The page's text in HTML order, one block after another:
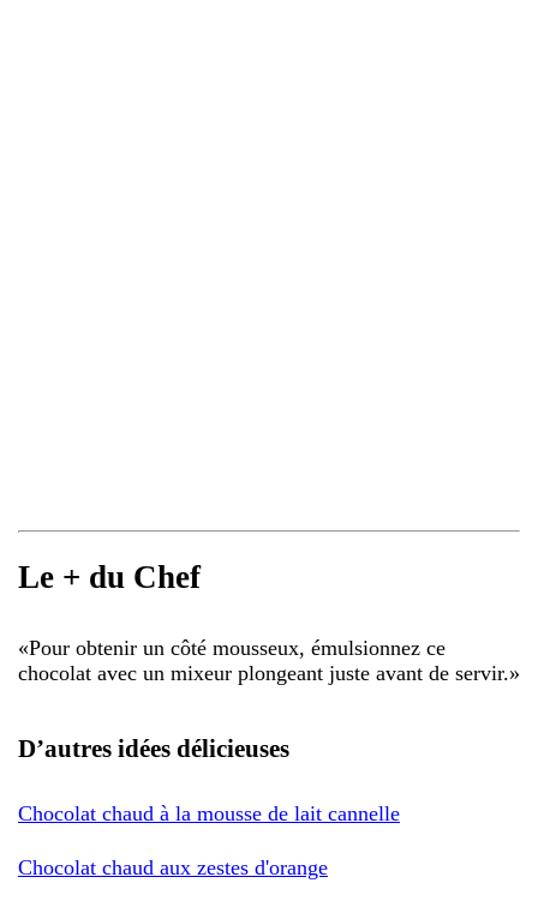
Le + du Chef
«Pour obtenir un côté mousseux, émulsionnez ce
chocolat avec un mixeur plongeant juste avant de servir.»
D’autres idées délicieuses
Chocolat chaud à la mousse de lait cannelle
Chocolat chaud aux zestes d'orange